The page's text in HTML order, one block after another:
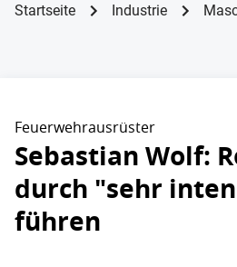
Startseite Industrie
Feuerwehrausrüster
Sebastian Wolf:
durch "sehr
führen